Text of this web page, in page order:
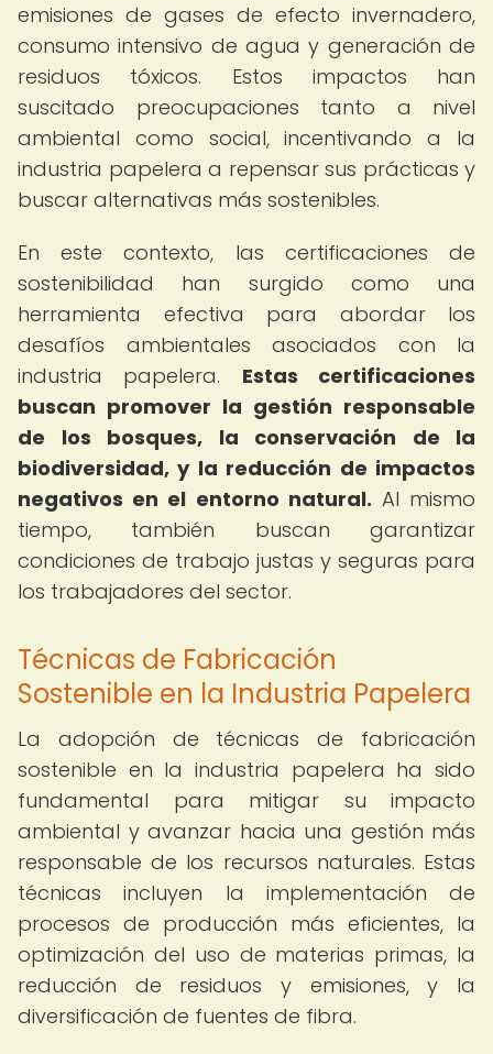
emisiones de gases de efecto invernadero,
consumo intensivo de agua y generación de
residuos tóxicos. Estos impactos han
suscitado preocupaciones tanto a nivel
ambiental como social, incentivando a la
industria papelera a repensar sus prácticas y
buscar alternativas más sostenibles.
En este contexto, las certificaciones de
sostenibilidad han surgido como una
herramienta efectiva para abordar los
desafíos ambientales asociados con la
industria papelera. Estas certificaciones
buscan promover la gestión responsable
de los bosques, la conservación de la
biodiversidad, y la reducción de impactos
negativos en el entorno natural. Al mismo
tiempo, también buscan garantizar
condiciones de trabajo justas y seguras para
los trabajadores del sector.
Técnicas de Fabricación
Sostenible en la Industria Papelera
La adopción de técnicas de fabricación
sostenible en la industria papelera ha sido
fundamental para mitigar su impacto
ambiental y avanzar hacia una gestión más
responsable de los recursos naturales. Estas
técnicas incluyen la implementación de
procesos de producción más eficientes, la
optimización del uso de materias primas, la
reducción de residuos y emisiones, y la
diversificación de fuentes de fibra.